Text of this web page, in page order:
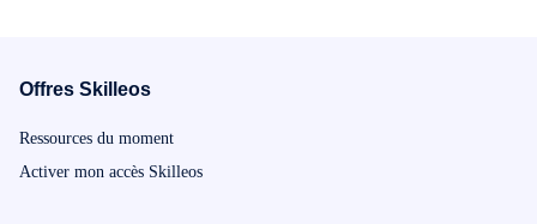
Offres Skilleos
Ressources du moment
Activer mon accès Skilleos